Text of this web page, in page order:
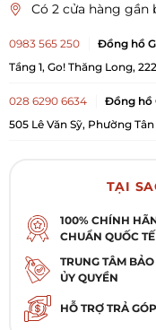
Có 2 cửa hàng gần
0983 565 250
Đồng hồ
Tầng 1, Go! Thăng Long,
028 6290 6634
Đồng hồ
505 Lê Văn Sỹ, Phường
TẠI
100% CHÍNH
CHUẨN QUỐC TẾ
TRUNG TÂM
ỦY QUYỀN
HỖ TRỢ TRẢ